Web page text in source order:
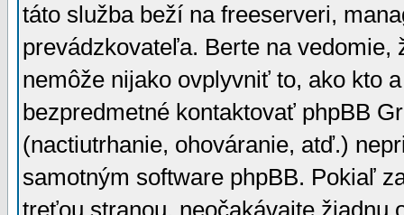
táto služba beží na freeserveri,
prevádzkovateľa. Berte na
nemôže nijako ovplyvniť to, ako kto
bezpredmetné kontaktovať phpBB
(nactiutrhanie, ohováranie, atď.)
samotným software phpBB. Pokiaľ
treťou stranou, neočakávajte žiadnu